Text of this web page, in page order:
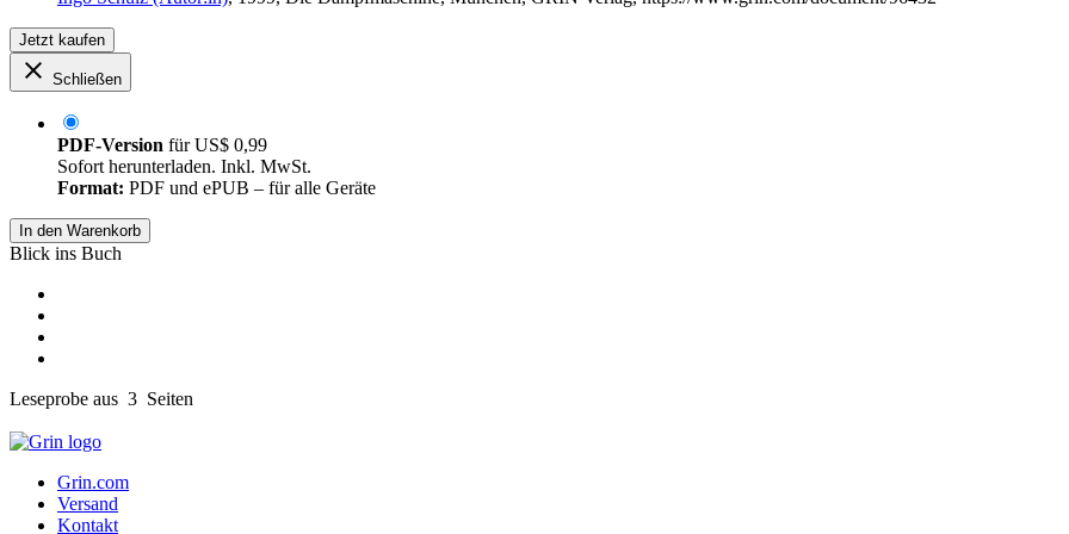
Jetzt kaufen
Schließen
PDF-Version fürUS$ 0,99
Sofort herunterladen. Inkl. MwSt.
Format: PDF und ePUB – für alle Geräte
In den Warenkorb
Blick ins Buch
Leseprobe aus 3 Seiten
Grin.com
Versand
Kontakt